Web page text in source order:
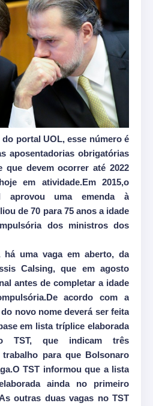
portal UOL, esse número é
aposentadorias obrigatórias
que devem ocorrer até 2022
em atividade.Em 2015,o
aprovou uma emenda à
de 70 para 75 anos a idade
dos ministros dos
há uma vaga em aberto, da
Calsing, que em agosto
antes de completar a idade
acordo com a
novo nome deverá ser feita
em lista tríplice elaborada
TST, que indicam três
trabalho para que Bolsonaro
TST informou que a lista
ainda no primeiro
outras duas vagas no TST